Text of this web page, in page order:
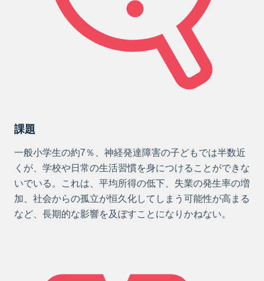
課題
一般小学生の約7％、神経発達障害の子どもでは半数近
くが、学校や日常の生活習慣を身につけることができな
いでいる。これは、平均所得の低下、失業の発生率の増
加、社会からの孤立が恒久化してしまう可能性が高まる
など、長期的な影響を及ぼすことになりかねない。